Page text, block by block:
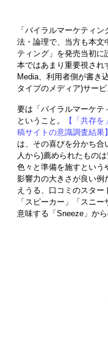
「バイラルマーケティ
法・論理で、当方も本文
ティング」を発売当初に
本ではあまり重要視され
Media、利用者側が書き
タイプのメディア)サー
要は「バイラルマーケテ
ということ。
【「共存
稿サイトの意識調査結果】
は、その喜びを分かち合
人から)薦められたもの
色々と準備を施すという
影響力の大きさが良い例
えうる、口コミのスタ
「スピーカー」「スニ
意味する「Sneeze」か